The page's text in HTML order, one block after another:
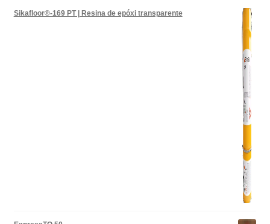
Sikafloor®-169 PT | Resina de epóxi transparente